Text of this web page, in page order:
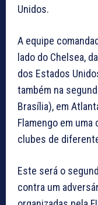
Unidos.
A equipe
lado do Chelsea,
dos Estados
também na
Brasília), em
Flamengo em
clubes de
Este será o
contra um